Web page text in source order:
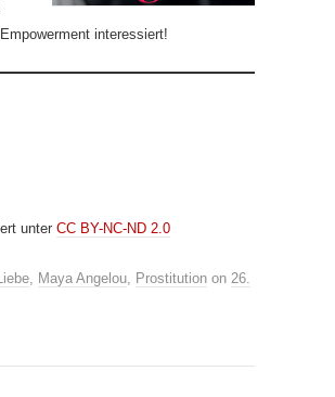
interessiert!
unter CC BY-NC-ND 2.0
, Maya Angelou, Prostitution on 26.